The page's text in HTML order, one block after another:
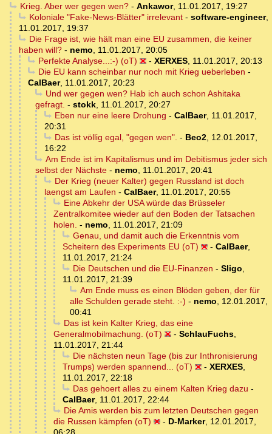
Krieg. Aber wer gegen wen?- Ankawor, 11.01.2017, 19:27
Koloniale "Fake-News-Blätter" irrelevant- software-engineer,
11.01.2017, 19:37
Die Frage ist, wie hält man eine EU zusammen, die keiner
haben will? - nemo, 11.01.2017, 20:05
Perfekte Analyse...:-) (oT)
- XERXES, 11.01.2017, 20:13
Die EU kann scheinbar nur noch mit Krieg ueberleben -
CalBaer, 11.01.2017, 20:23
Und wer gegen wen? Hab ich auch schon Ashitaka
gefragt. - stokk, 11.01.2017, 20:27
Eben nur eine leere Drohung - CalBaer, 11.01.2017,
20:31
Das ist völlig egal, "gegen wen". - Beo2, 12.01.2017,
16:22
Am Ende ist im Kapitalismus und im Debitismus jeder sich
selbst der Nächste - nemo, 11.01.2017, 20:41
Der Krieg (neuer Kalter) gegen Russland ist doch
laengst am Laufen - CalBaer, 11.01.2017, 20:55
Eine Abkehr der USA würde das Brüsseler
Zentralkomitee wieder auf den Boden der Tatsachen
holen. - nemo, 11.01.2017, 21:09
Genau, und damit auch die Erkenntnis vom
Scheitern des Experiments EU (oT)
- CalBaer,
11.01.2017, 21:24
Die Deutschen und die EU-Finanzen - Sligo,
11.01.2017, 21:39
Am Ende muss es einen Blöden geben, der für
alle Schulden gerade steht. :-) - nemo, 12.01.2017,
00:41
Das ist kein Kalter Krieg, das eine
Generalmobilmachung. (oT)
- SchlauFuchs,
11.01.2017, 21:44
Die nächsten neun Tage (bis zur Inthronisierung
Trumps) werden spannend... (oT)
- XERXES,
11.01.2017, 22:18
Das gehoert alles zu einem Kalten Krieg dazu -
CalBaer, 11.01.2017, 22:44
Die Amis werden bis zum letzten Deutschen gegen
die Russen kämpfen (oT)
- D-Marker, 12.01.2017,